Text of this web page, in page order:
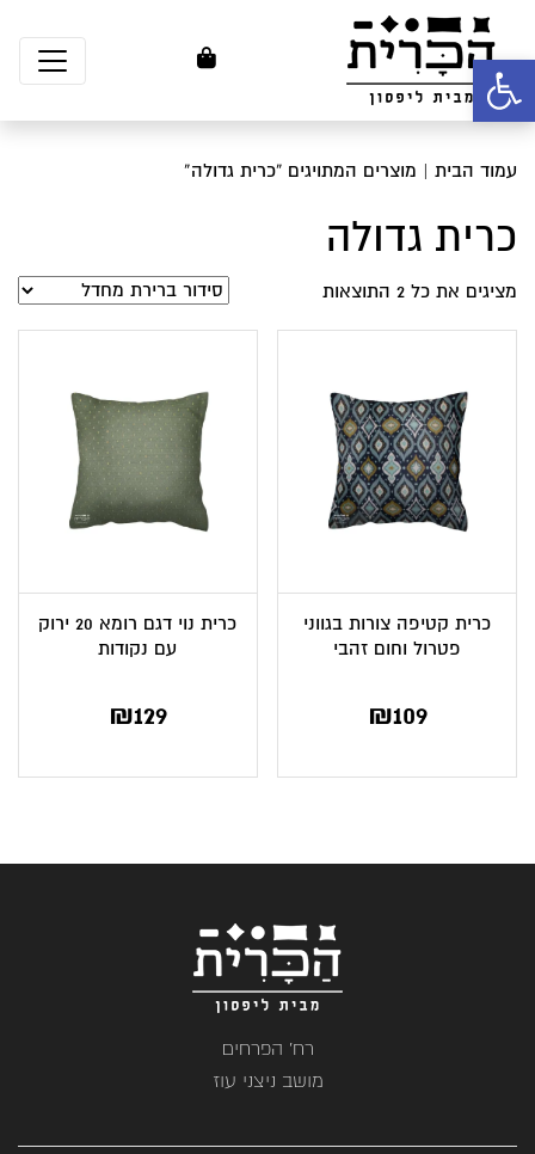
פתח סרגל נגישות
עמוד הבית | מוצרים המתויגים “כרית גדולה”
כרית גדולה
מציגים את כל ⁦2⁩ התוצאות
כרית קטיפה צורות בגווני
פטרול וחום זהבי
₪109
כרית נוי דגם רומא 20 ירוק
עם נקודות
₪129
רח' הפרחים
מושב ניצני עוז